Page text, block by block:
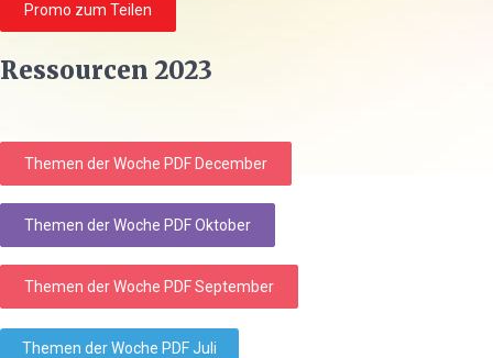
Promo zum Teilen
Ressourcen 2023
Themen der Woche PDF December
Themen der Woche PDF Oktober
Themen der Woche PDF September
Themen der Woche PDF Juli